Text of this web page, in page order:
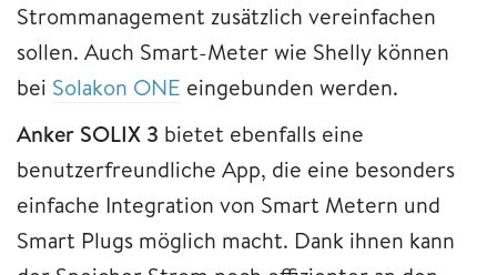
Strommanagement zusätzlich vereinfachen
sollen. Auch Smart-Meter wie Shelly können
bei Solakon ONE eingebunden werden.
Anker SOLIX 3 bietet ebenfalls eine
benutzerfreundliche App, die eine besonders
einfache Integration von Smart Metern und
Smart Plugs möglich macht. Dank ihnen kann